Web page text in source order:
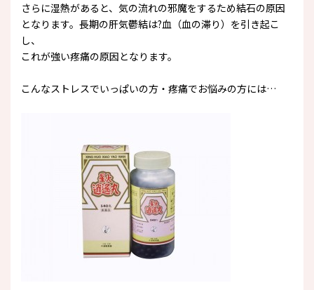
さらに湿熱があると、気の流れの邪魔をするため結石の原因
となります。長期の肝気鬱結は?血（血の滞り）を引き起こ
し、
これが強い疼痛の原因となります。
こんなストレスでいっぱいの方・疼痛でお悩みの方には…